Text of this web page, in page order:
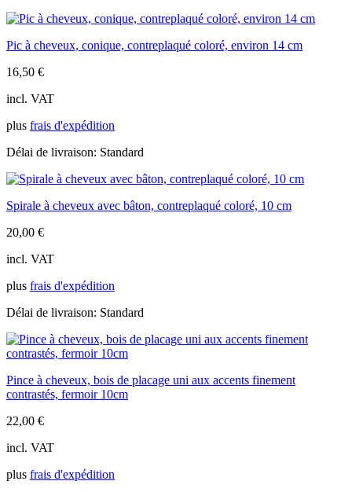
Pic à cheveux, conique, contreplaqué coloré, environ 14 cm
16,50 €
incl. VAT
plus frais d'expédition
Délai de livraison: Standard
Spirale à cheveux avec bâton, contreplaqué coloré, 10 cm
20,00 €
incl. VAT
plus frais d'expédition
Délai de livraison: Standard
Pince à cheveux, bois de placage uni aux accents finement
contrastés, fermoir 10cm
22,00 €
incl. VAT
plus frais d'expédition